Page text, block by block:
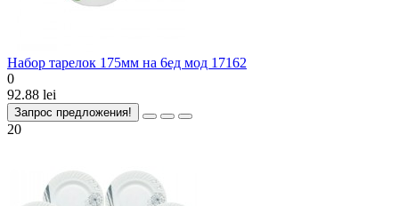
Набор тарелок 175мм на 6ед мод 17162
0
92.88 lei
Запрос предложения!
20